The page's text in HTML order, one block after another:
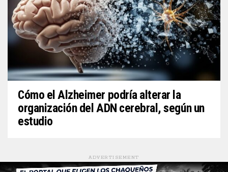
Cómo el Alzheimer podría alterar la
organización del ADN cerebral, según un
estudio
ADVERTISEMENT